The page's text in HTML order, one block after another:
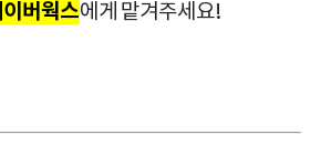
버웍스에게 맡겨주세요!